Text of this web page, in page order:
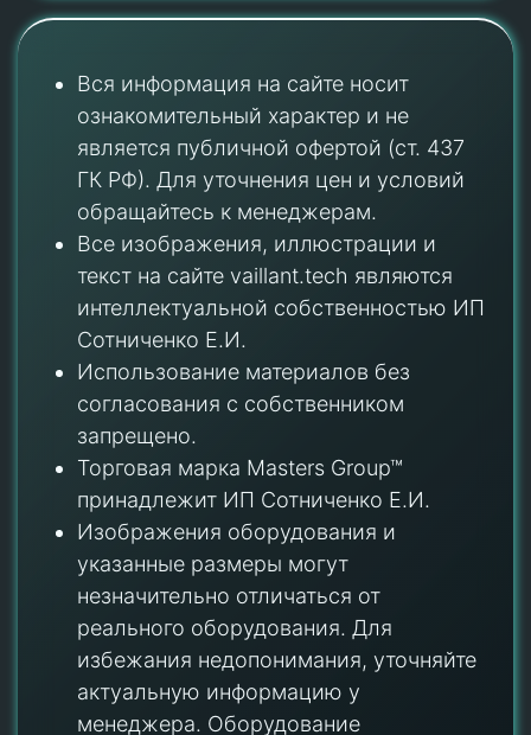
Вся информация на сайте носит
ознакомительный характер и не
является публичной офертой (ст. 437
ГК РФ). Для уточнения цен и условий
обращайтесь к менеджерам.
Все изображения, иллюстрации и
текст на сайте vaillant.tech являются
интеллектуальной собственностью ИП
Сотниченко Е.И.
Использование материалов без
согласования с собственником
запрещено.
Торговая марка Masters Group™
принадлежит ИП Сотниченко Е.И.
Изображения оборудования и
указанные размеры могут
незначительно отличаться от
реального оборудования. Для
избежания недопонимания, уточняйте
актуальную информацию у
менеджера. Оборудование